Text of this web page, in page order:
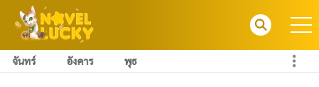
จันทร์ อังคาร พุธ